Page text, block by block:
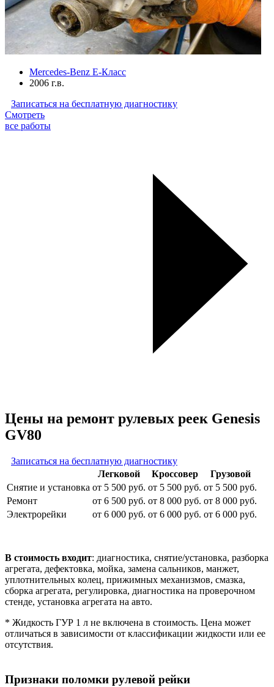
Mercedes-Benz E-Класс
2006 г.в.
Записаться на бесплатную диагностику
Смотреть
все работы
Цены на ремонт рулевых реек Genesis
GV80
Записаться на бесплатную диагностику
Легковой
Кроссовер
Грузовой
Снятие и установка от 5 500 руб. от 5 500 руб. от 5 500 руб.
Ремонт
от 6 500 руб. от 8 000 руб. от 8 000 руб.
Электрорейки
от 6 000 руб. от 6 000 руб. от 6 000 руб.
В стоимость входит: диагностика, снятие/установка, разборка
агрегата, дефектовка, мойка, замена сальников, манжет,
уплотнительных колец, прижимных механизмов, смазка,
сборка агрегата, регулировка, диагностика на проверочном
стенде, установка агрегата на авто.
* Жидкость ГУР 1 л не включена в стоимость. Цена может
отличаться в зависимости от классификации жидкости или ее
отсутствия.
Признаки поломки рулевой рейки